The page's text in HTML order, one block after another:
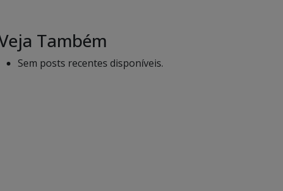
Também
Sem posts recentes disponíveis.